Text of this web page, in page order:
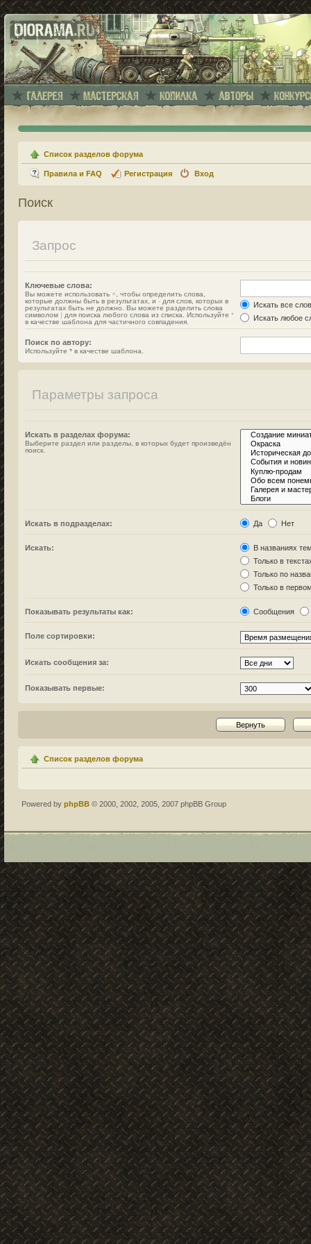
Список разделов форума
Правила и FAQ Регистрация Вход
Поиск
Запрос
Ключевые слова:
Вы можете использовать + , чтобы определить слова,
которые должны быть в результатах, и - для слов, которых в
результатах быть не должно. Вы можете разделить слова
символом | для поиска любого слова из списка. Используйте *
в качестве шаблона для частичного совпадения.
Искать все
Искать любое
Поиск по автору:
Используйте * в качестве шаблона.
Параметры запроса
Искать в разделах форума:
Выберите раздел или разделы, в которых будет произведён
поиск.
Искать в подразделах: Да Нет
Искать:
В названиях
Только в
Только по
Только в
Показывать результаты как: Сообщения
Поле сортировки:
Искать сообщения за:
Показывать первые:
Список разделов форума
Powered by phpBB © 2000, 2002, 2005, 2007 phpBB Group